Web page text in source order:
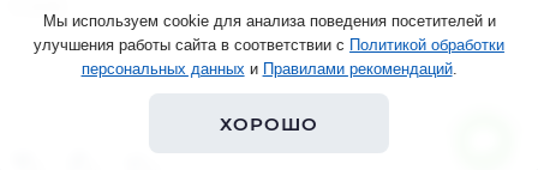
Мы используем cookie для анализа поведения посетителей и
улучшения работы сайта в соответствии с Политикой обработки
персональных данных и Правилами рекомендаций.
ХОРОШО